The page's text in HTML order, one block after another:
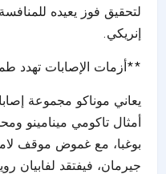
لتحقيق فوز يعيده
إنريكي.
**أزمات الإصابات تهدد
يعاني موناكو مجموعة
أمثال تاكومي مينامينو
بوغبا، مع غموض موقف
جيرمان، فيفتقد لفابيان